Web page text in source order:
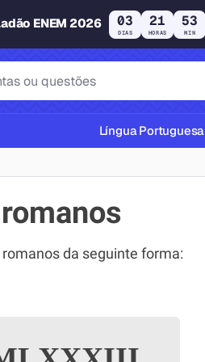
ENEM 2026 03
DIAS
21
HORAS
53
MIN
ABNT
Língua Portuguesa
da seguinte forma: